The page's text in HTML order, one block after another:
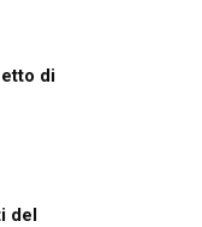
di
del